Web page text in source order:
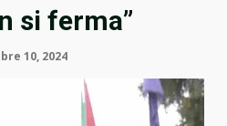
si ferma”
10, 2024